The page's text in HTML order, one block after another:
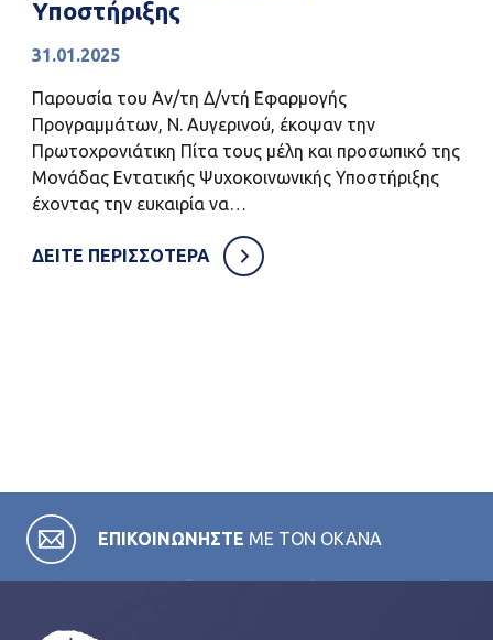
Υποστήριξης
31.01.2025
Παρουσία του Αν/τη Δ/ντή Εφαρμογής
Προγραμμάτων, Ν. Αυγερινού, έκοψαν την
Πρωτοχρονιάτικη Πίτα τους μέλη και προσωπικό της
Μονάδας Εντατικής Ψυχοκοινωνικής Υποστήριξης
έχοντας την ευκαιρία να…
ΔΕΙΤΕ ΠΕΡΙΣΣΟΤΕΡΑ
ΕΠΙΚΟΙΝΩΝΗΣΤΕ ΜΕ ΤΟΝ ΟΚΑΝΑ